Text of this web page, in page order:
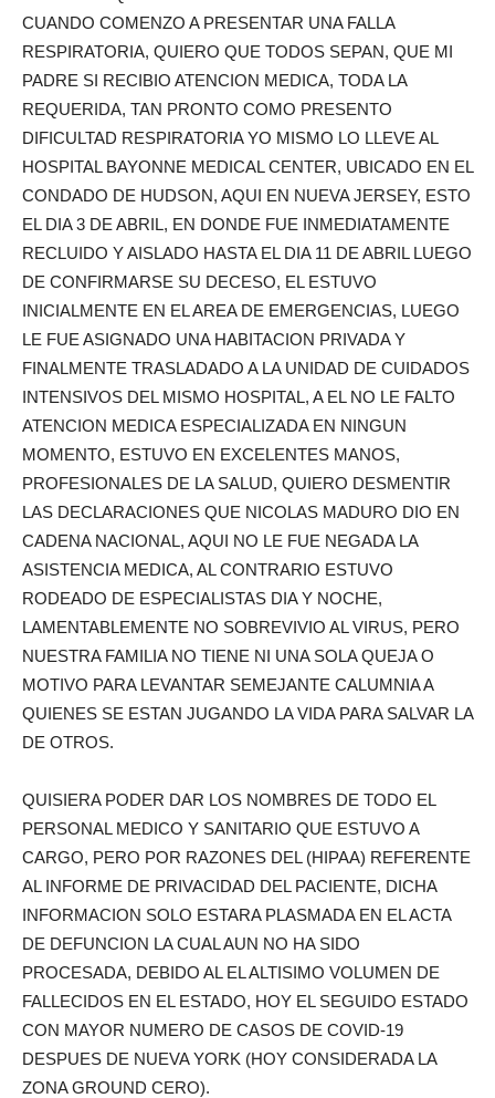
CUANDO COMENZO A PRESENTAR UNA FALLA
RESPIRATORIA, QUIERO QUE TODOS SEPAN, QUE MI
PADRE SI RECIBIO ATENCION MEDICA, TODA LA
REQUERIDA, TAN PRONTO COMO PRESENTO
DIFICULTAD RESPIRATORIA YO MISMO LO LLEVE AL
HOSPITAL BAYONNE MEDICAL CENTER, UBICADO EN EL
CONDADO DE HUDSON, AQUI EN NUEVA JERSEY, ESTO
EL DIA 3 DE ABRIL, EN DONDE FUE INMEDIATAMENTE
RECLUIDO Y AISLADO HASTA EL DIA 11 DE ABRIL LUEGO
DE CONFIRMARSE SU DECESO, EL ESTUVO
INICIALMENTE EN EL AREA DE EMERGENCIAS, LUEGO
LE FUE ASIGNADO UNA HABITACION PRIVADA Y
FINALMENTE TRASLADADO A LA UNIDAD DE CUIDADOS
INTENSIVOS DEL MISMO HOSPITAL, A EL NO LE FALTO
ATENCION MEDICA ESPECIALIZADA EN NINGUN
MOMENTO, ESTUVO EN EXCELENTES MANOS,
PROFESIONALES DE LA SALUD, QUIERO DESMENTIR
LAS DECLARACIONES QUE NICOLAS MADURO DIO EN
CADENA NACIONAL, AQUI NO LE FUE NEGADA LA
ASISTENCIA MEDICA, AL CONTRARIO ESTUVO
RODEADO DE ESPECIALISTAS DIA Y NOCHE,
LAMENTABLEMENTE NO SOBREVIVIO AL VIRUS, PERO
NUESTRA FAMILIA NO TIENE NI UNA SOLA QUEJA O
MOTIVO PARA LEVANTAR SEMEJANTE CALUMNIA A
QUIENES SE ESTAN JUGANDO LA VIDA PARA SALVAR LA
DE OTROS.
QUISIERA PODER DAR LOS NOMBRES DE TODO EL
PERSONAL MEDICO Y SANITARIO QUE ESTUVO A
CARGO, PERO POR RAZONES DEL (HIPAA) REFERENTE
AL INFORME DE PRIVACIDAD DEL PACIENTE, DICHA
INFORMACION SOLO ESTARA PLASMADA EN EL ACTA
DE DEFUNCION LA CUAL AUN NO HA SIDO
PROCESADA, DEBIDO AL EL ALTISIMO VOLUMEN DE
FALLECIDOS EN EL ESTADO, HOY EL SEGUIDO ESTADO
CON MAYOR NUMERO DE CASOS DE COVID-19
DESPUES DE NUEVA YORK (HOY CONSIDERADA LA
ZONA GROUND CERO).